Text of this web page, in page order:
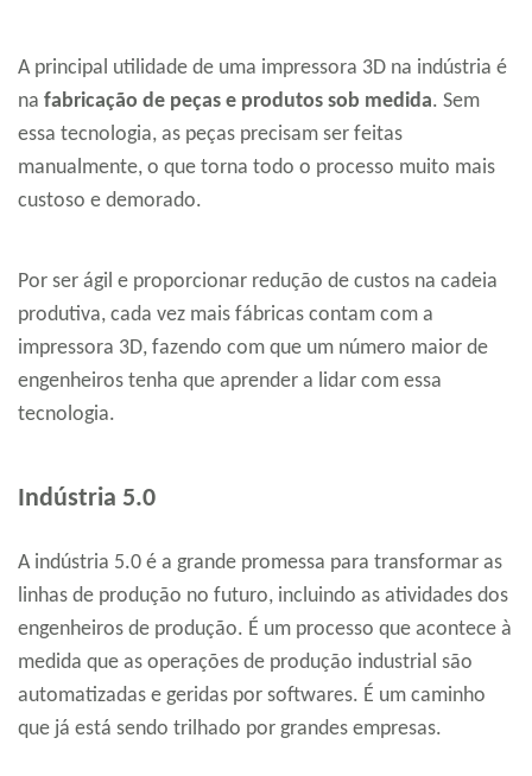
A principal utilidade de uma impressora 3D na indústria é
na fabricação de peças e produtos sob medida. Sem
essa tecnologia, as peças precisam ser feitas
manualmente, o que torna todo o processo muito mais
custoso e demorado.
Por ser ágil e proporcionar redução de custos na cadeia
produtiva, cada vez mais fábricas contam com a
impressora 3D, fazendo com que um número maior de
engenheiros tenha que aprender a lidar com essa
tecnologia.
Indústria 5.0
A indústria 5.0 é a grande promessa para transformar as
linhas de produção no futuro, incluindo as atividades dos
engenheiros de produção. É um processo que acontece à
medida que as operações de produção industrial são
automatizadas e geridas por softwares. É um caminho
que já está sendo trilhado por grandes empresas.